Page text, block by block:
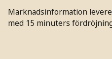
Marknadsinformation
med 15 minuters